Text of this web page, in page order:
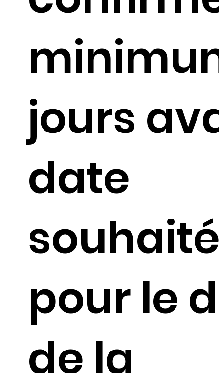
jours
date
pour le
de la